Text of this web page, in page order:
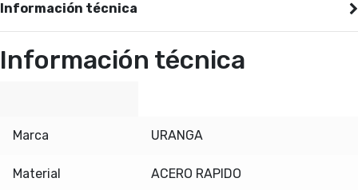
Información técnica
Información técnica
Marca URANGA
Material ACERO RAPIDO